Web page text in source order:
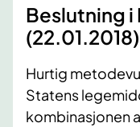
Beslutning i
(22.01.2018)
Hurtig
Statens
kombinasjonen